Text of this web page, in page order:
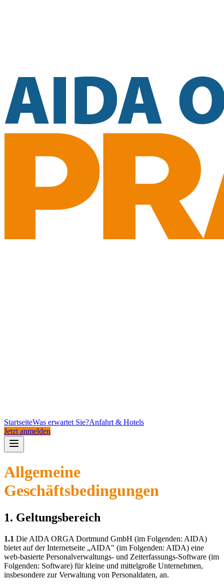
StartseiteWas erwartet Sie?Anfahrt & Hotels
Jetzt anmelden
Allgemeine
Geschäftsbedingungen
1. Geltungsbereich
1.1 Die AIDA ORGA Dortmund GmbH (im Folgenden: AIDA)
bietet auf der Internetseite „AIDA" (im Folgenden: AIDA) eine
web-basierte Personalverwaltungs- und Zeiterfassungs-Software (im
Folgenden: Software) für kleine und mittelgroße Unternehmen,
insbesondere zur Verwaltung von Personaldaten, an.